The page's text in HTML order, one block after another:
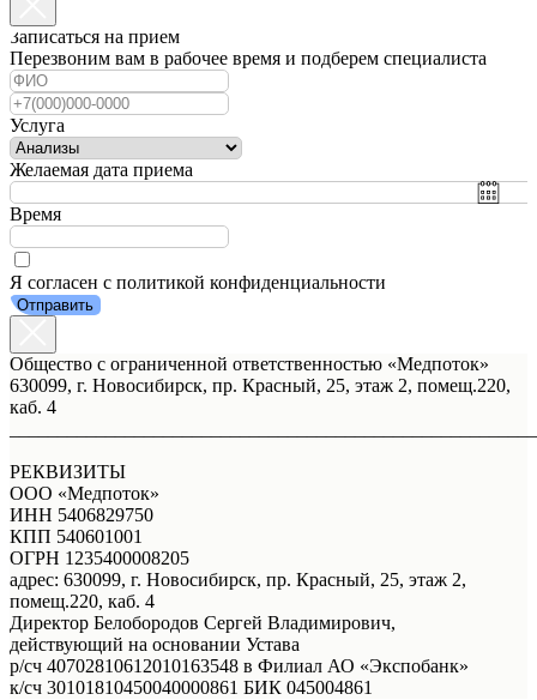
Записаться на прием
Перезвоним вам в рабочее время и подберем специалиста
Услуга
Желаемая дата приема
Время
Я согласен с политикой конфиденциальности
Отправить
Общество с ограниченной ответственностью «Медпоток»
630099, г. Новосибирск, пр. Красный, 25, этаж 2, помещ.220,
каб. 4
РЕКВИЗИТЫ
ООО «Медпоток»
ИНН 5406829750
КПП 540601001
ОГРН 1235400008205
адрес: 630099, г. Новосибирск, пр. Красный, 25, этаж 2,
помещ.220, каб. 4
Директор Белобородов Сергей Владимирович,
действующий на основании Устава
р/сч 40702810612010163548 в Филиал АО «Экспобанк»
к/сч 30101810450040000861 БИК 045004861